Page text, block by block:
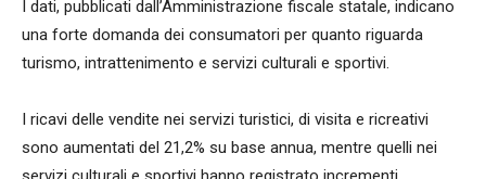
I dati, pubblicati dall’Amministrazione fiscale statale, indicano
una forte domanda dei consumatori per quanto riguarda
turismo, intrattenimento e servizi culturali e sportivi.
I ricavi delle vendite nei servizi turistici, di visita e ricreativi
sono aumentati del 21,2% su base annua, mentre quelli nei